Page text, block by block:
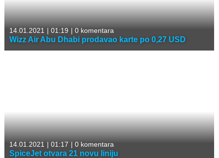
14.01.2021 | 01:19 | 0 komentara
Wizz Air Abu Dhabi prodavao karte po 0,27 USD
14.01.2021 | 01:17 | 0 komentara
SpiceJet otvara 21 novu liniju